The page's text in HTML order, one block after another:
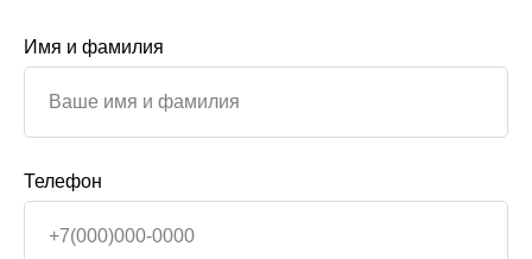
Имя и фамилия
Телефон